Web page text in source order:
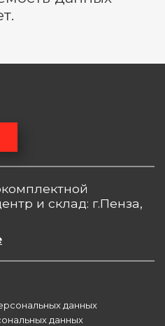
и склад: г.Пенза,
данных
данных